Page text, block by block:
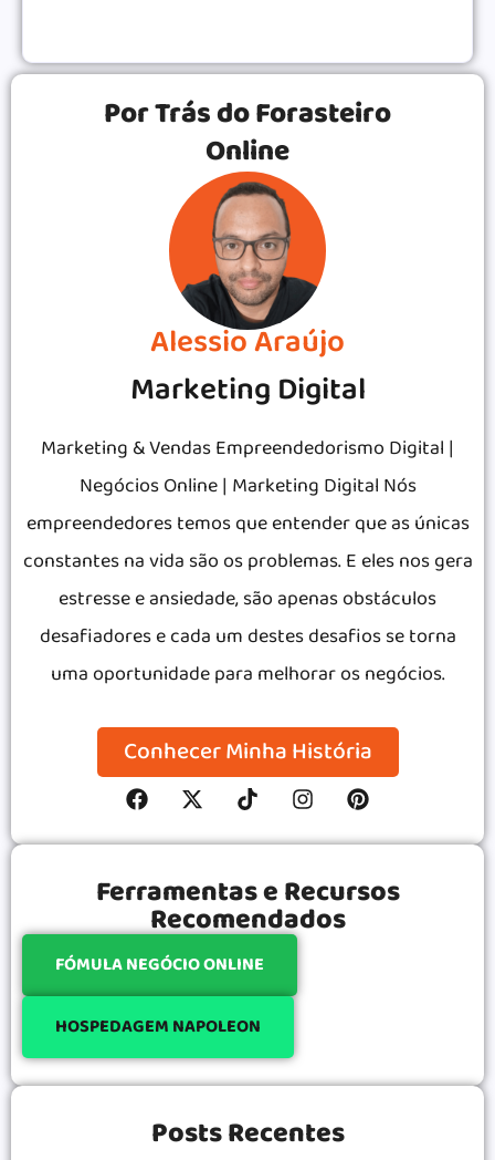
Por Trás do Forasteiro
Online
Alessio Araújo
Marketing Digital
Marketing & Vendas Empreendedorismo Digital |
Negócios Online | Marketing Digital Nós
empreendedores temos que entender que as únicas
constantes na vida são os problemas. E eles nos gera
estresse e ansiedade, são apenas obstáculos
desafiadores e cada um destes desafios se torna
uma oportunidade para melhorar os negócios.
Conhecer Minha História
Ferramentas e Recursos
Recomendados
FÓMULA NEGÓCIO ONLINE
HOSPEDAGEM NAPOLEON
Posts Recentes